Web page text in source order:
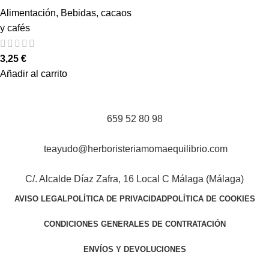
Alimentación, Bebidas, cacaos
y cafés
3,25 €
Añadir al carrito
659 52 80 98
teayudo@herboristeriamomaequilibrio.com
C/. Alcalde Díaz Zafra, 16 Local C Málaga (Málaga)
AVISO LEGALPOLÍTICA DE PRIVACIDADPOLÍTICA DE COOKIES
CONDICIONES GENERALES DE CONTRATACIÓN
ENVÍOS Y DEVOLUCIONES